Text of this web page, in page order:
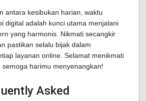
antara kesibukan harian, waktu
digital adalah kunci utama menjalani
yang harmonis. Nikmati secangkir
pastikan selalu bijak dalam
layanan online. Selamat menikmati
semoga harimu menyenangkan!
Asked